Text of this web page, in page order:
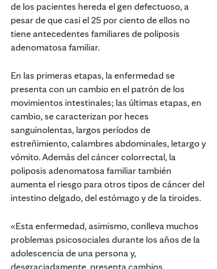
de los pacientes hereda el gen defectuoso, a
pesar de que casi el 25 por ciento de ellos no
tiene antecedentes familiares de poliposis
adenomatosa familiar.
En las primeras etapas, la enfermedad se
presenta con un cambio en el patrón de los
movimientos intestinales; las últimas etapas, en
cambio, se caracterizan por heces
sanguinolentas, largos períodos de
estreñimiento, calambres abdominales, letargo y
vómito. Además del cáncer colorrectal, la
poliposis adenomatosa familiar también
aumenta el riesgo para otros tipos de cáncer del
intestino delgado, del estómago y de la tiroides.
«Esta enfermedad, asimismo, conlleva muchos
problemas psicosociales durante los años de la
adolescencia de una persona y,
desgraciadamente, presenta cambios